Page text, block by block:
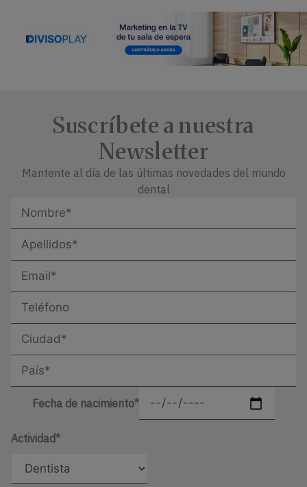
Suscríbete a nuestra
Newsletter
Mantente al día de las últimas novedades del mundo
dental
Fecha de nacimiento*
Actividad*